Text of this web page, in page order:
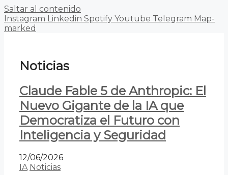
Saltar al contenido
Instagram Linkedin Spotify Youtube Telegram Map-
marked
Noticias
Claude Fable 5 de Anthropic: El
Nuevo Gigante de la IA que
Democratiza el Futuro con
Inteligencia y Seguridad
12/06/2026
IA Noticias